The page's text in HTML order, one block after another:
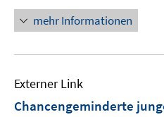
mehr Informationen
Externer Link
Chancengeminderte